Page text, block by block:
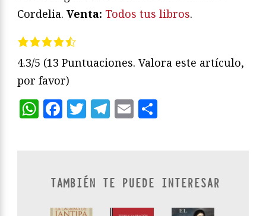
Cordelia. Venta: Todos tus libros.
4.3/5 (13 Puntuaciones. Valora este artículo,
por favor)
WhatsApp
Facebook
Twitter
Telegram
Email
TAMBIÉN TE PUEDE INTERESAR